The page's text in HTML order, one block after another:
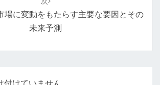
場に変動をもたらす主要な要因とその
未来予測